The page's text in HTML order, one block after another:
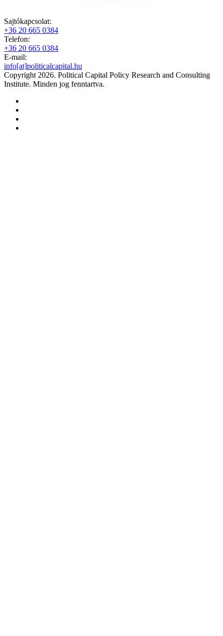
Sajtókapcsolat:
+36 20 665 0384
Telefon:
+36 20 665 0384
E-mail:
info[at]politicalcapital.hu
Copyright 2026. Political Capital Policy Research and Consulting
Institute. Minden jog fenntartva.